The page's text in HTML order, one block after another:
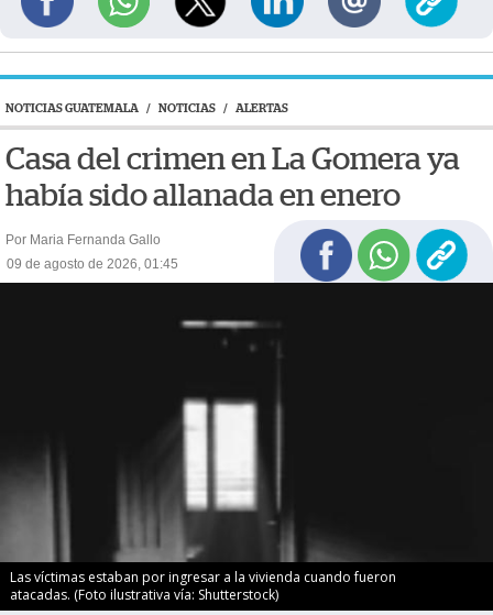
NOTICIAS GUATEMALA / NOTICIAS / ALERTAS
Casa del crimen en La Gomera ya
había sido allanada en enero
Por Maria Fernanda Gallo
09 de agosto de 2026, 01:45
Las víctimas estaban por ingresar a la vivienda cuando fueron
atacadas. (Foto ilustrativa vía: Shutterstock)